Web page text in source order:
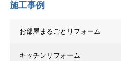
施工事例
お部屋まるごとリフォーム
キッチンリフォーム